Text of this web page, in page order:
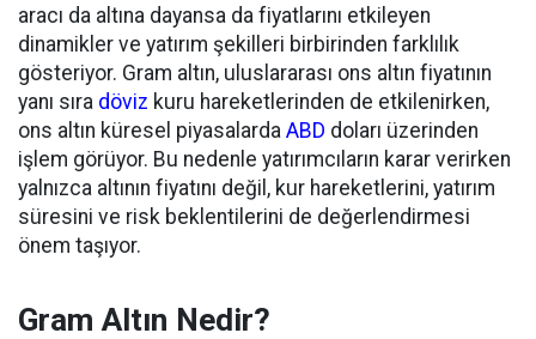
aracı da altına dayansa da fiyatlarını etkileyen
dinamikler ve yatırım şekilleri birbirinden farklılık
gösteriyor. Gram altın, uluslararası ons altın fiyatının
yanı sıra döviz kuru hareketlerinden de etkilenirken,
ons altın küresel piyasalarda ABD doları üzerinden
işlem görüyor. Bu nedenle yatırımcıların karar verirken
yalnızca altının fiyatını değil, kur hareketlerini, yatırım
süresini ve risk beklentilerini de değerlendirmesi
önem taşıyor.
Gram Altın Nedir?